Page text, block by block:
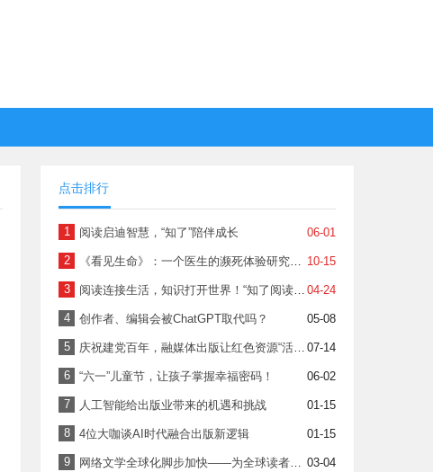
点击排行
1 06-01
阅读启迪智慧，“知了”陪伴成长
2 10-15
《看见生命》：一个医生的濒死体验研究报告
3 04-24
阅读连接生活，知识打开世界！“知了阅读馆”APP上线啦
4 05-08
创作者、编辑会被ChatGPT取代吗？
5 07-14
庆祝建党百年，融媒体出版让红色资源“活”起来！
6 06-02
“六一”儿童节，让孩子掌握幸福密码！
7 01-15
人工智能给出版业带来的机遇和挑战
8 01-15
4位大咖谈AI时代融合出版新逻辑
9 03-04
网络文学全球化脚步加快——为全球读者讲述精彩“中国故事”